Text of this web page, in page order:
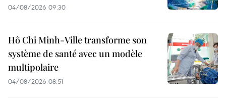
04/08/2026 09:30
Hô Chi Minh-Ville transforme son
système de santé avec un modèle
multipolaire
04/08/2026 08:51